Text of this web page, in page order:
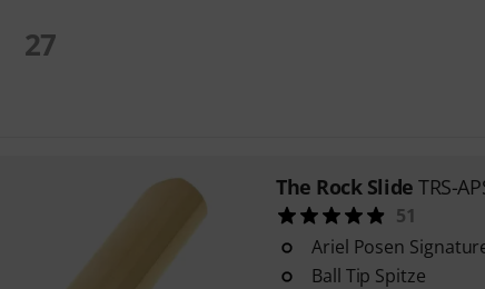
27
The Rock Slide TRS-
51
Ariel Posen
Ball Tip Spitze